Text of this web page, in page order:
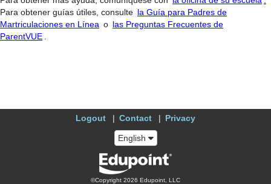
Para obtener guías útiles, consulte la Guía para Padres de
Martriculaciones en Línea o las Preguntas Frecuentes de
ParentVUE
Logout Contact Privacy
English
©Copyright 2026 Edupoint, LLC